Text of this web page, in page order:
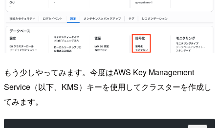
もう少しやってみます。今度はAWS Key Management
Service（以下、KMS）キーを使用してクラスターを作成し
てみます。